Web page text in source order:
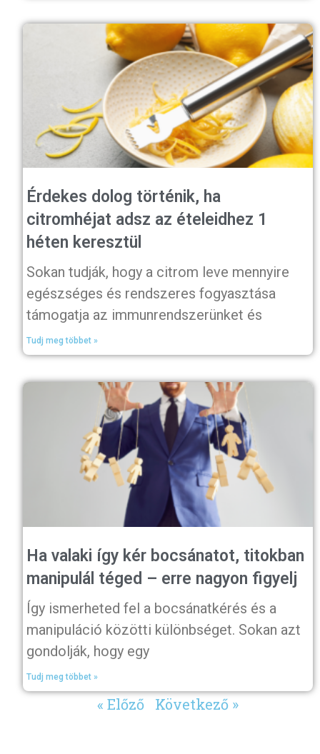
Érdekes dolog történik, ha
citromhéjat adsz az ételeidhez 1
héten keresztül
Sokan tudják, hogy a citrom leve mennyire
egészséges és rendszeres fogyasztása
támogatja az immunrendszerünket és
Tudj meg többet »
Ha valaki így kér bocsánatot, titokban
manipulál téged – erre nagyon figyelj
Így ismerheted fel a bocsánatkérés és a
manipuláció közötti különbséget. Sokan azt
gondolják, hogy egy
Tudj meg többet »
« Előző Következő »